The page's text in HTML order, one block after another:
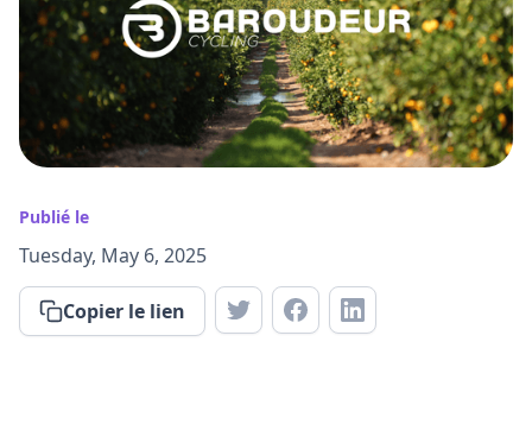
Publié le
Tuesday, May 6, 2025
Copier le lien